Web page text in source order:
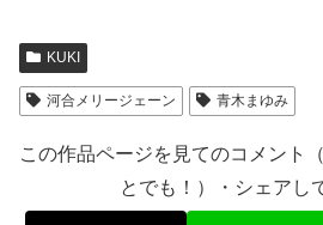
KUKI
河合メリージェーン 青木まゆみ
この作品ページを見てのコメント
とでも！）・シェアし